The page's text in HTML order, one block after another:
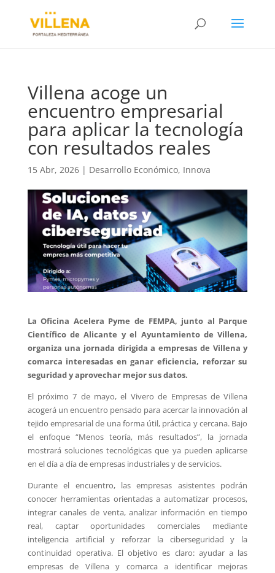
Villena acoge un
encuentro empresarial
para aplicar la tecnología
con resultados reales
15 Abr, 2026| Desarrollo Económico, Innova
La Oficina Acelera Pyme de FEMPA, junto al Parque
Científico de Alicante y el Ayuntamiento de Villena,
organiza una jornada dirigida a empresas de Villena y
comarca interesadas en ganar eficiencia, reforzar su
seguridad y aprovechar mejor sus datos.
El próximo 7 de mayo, el Vivero de Empresas de Villena
acogerá un encuentro pensado para acercar la innovación al
tejido empresarial de una forma útil, práctica y cercana. Bajo
el enfoque “Menos teoría, más resultados”, la jornada
mostrará soluciones tecnológicas que ya pueden aplicarse
en el día a día de empresas industriales y de servicios.
Durante el encuentro, las empresas asistentes podrán
conocer herramientas orientadas a automatizar procesos,
integrar canales de venta, analizar información en tiempo
real, captar oportunidades comerciales mediante
inteligencia artificial y reforzar la ciberseguridad y la
continuidad operativa. El objetivo es claro: ayudar a las
empresas de Villena y comarca a identificar mejoras